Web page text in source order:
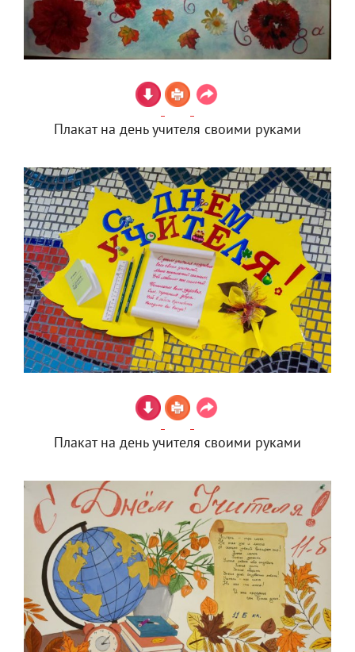
Плакат на день учителя своими руками
Плакат на день учителя своими руками